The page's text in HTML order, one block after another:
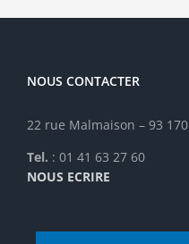
NOUS CONTACTER
22 rue Malmaison – 93
Tel. : 01 41 63 27 60
NOUS ECRIRE